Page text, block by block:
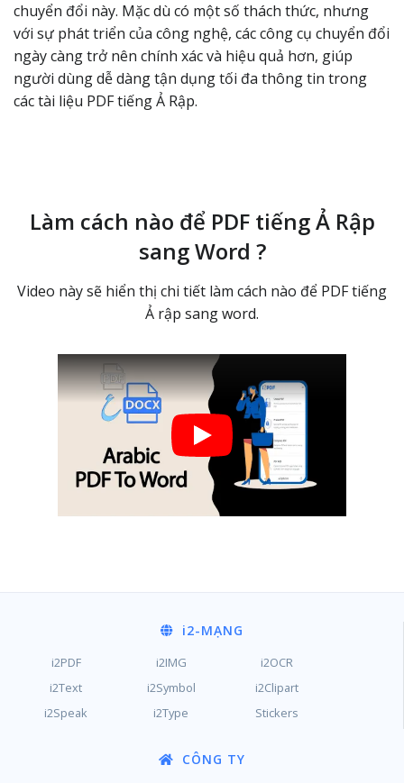
chuyển đổi này. Mặc dù có một số thách thức, nhưng
với sự phát triển của công nghệ, các công cụ chuyển đổi
ngày càng trở nên chính xác và hiệu quả hơn, giúp
người dùng dễ dàng tận dụng tối đa thông tin trong
các tài liệu PDF tiếng Ả Rập.
Làm cách nào để PDF tiếng Ả Rập
sang Word ?
Video này sẽ hiển thị chi tiết làm cách nào để PDF tiếng
Ả rập sang word.
i2-MẠNG
i2PDF i2IMG
i2OCR
i2Text
i2Symbol
i2Clipart
i2Speak
i2Type Stickers
CÔNG TY